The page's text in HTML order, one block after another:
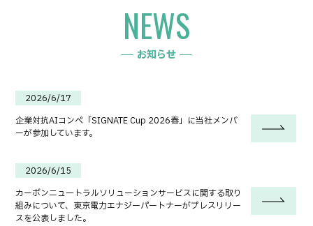
NEWS
お知らせ
2026/6/17
企業対抗AIコンペ「SIGNATE Cup 2026春」に当社メンバ
ーが参加しています。
2026/6/15
カーボンニュートラルソリューションサービスに関する取り
組みについて、東京電力エナジーパートナーがプレスリリー
スを公表しました。